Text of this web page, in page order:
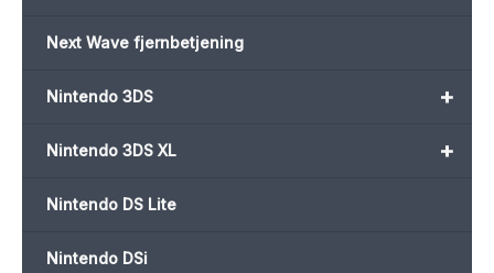
Next Wave fjernbetjening
+
Nintendo 3DS
+
Nintendo 3DS XL
Nintendo DS Lite
Nintendo DSi